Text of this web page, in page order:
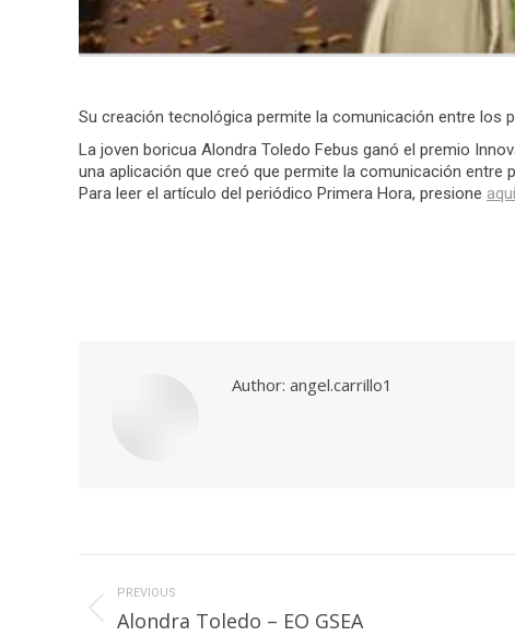
Su creación tecnológica permite la comunicación entre los
La joven boricua Alondra Toledo Febus ganó el premio
una aplicación que creó que permite la comunicación entre
Para leer el artículo del periódico Primera Hora, presione aquí
Author: angel.carrillo1
navigation
PREVIOUS
Previous
Alondra Toledo – EO GSEA